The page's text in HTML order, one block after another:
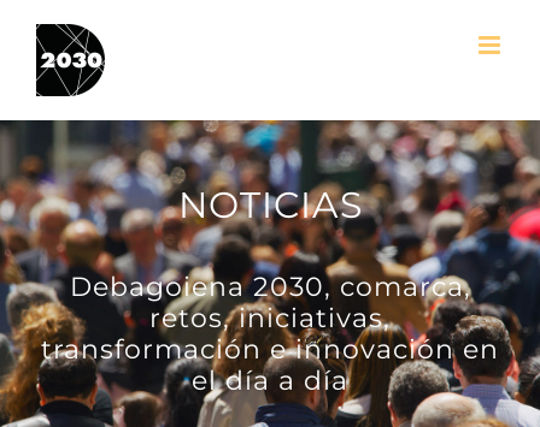
NOTICIAS
Debagoiena 2030, comarca,
retos, iniciativas,
transformación e innovación en
el día a día